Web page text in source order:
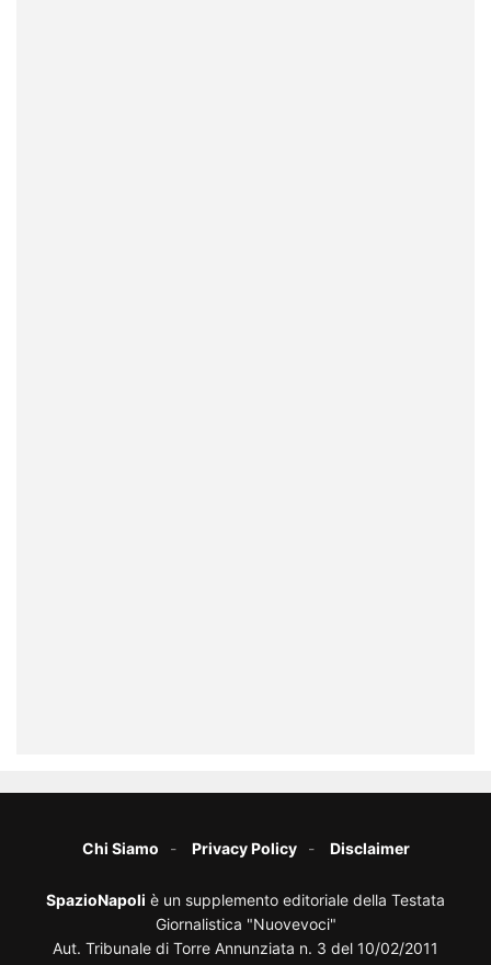
Chi Siamo Privacy Policy Disclaimer
SpazioNapoli è un supplemento editoriale della Testata
Giornalistica "Nuovevoci"
Aut. Tribunale di Torre Annunziata n. 3 del 10/02/2011